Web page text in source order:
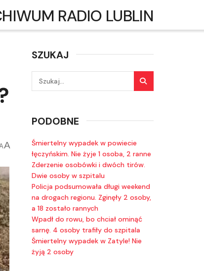
RADIO LUBLIN
A
SZUKAJ
PODOBNE
Śmiertelny wypadek w powiecie
łęczyńskim. Nie żyje 1 osoba, 2 ranne
Zderzenie osobówki i dwóch tirów.
Dwie osoby w szpitalu
Policja podsumowała długi weekend
na drogach regionu. Zginęły 2 osoby,
a 18 zostało rannych
Wpadł do rowu, bo chciał ominąć
sarnę. 4 osoby trafiły do szpitala
Śmiertelny wypadek w Zatyle! Nie
żyją 2 osoby